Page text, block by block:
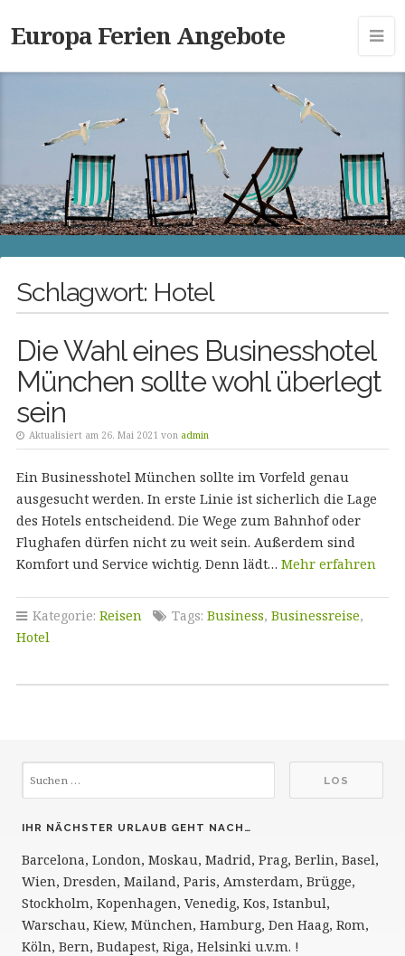
Europa Ferien Angebote
Schlagwort: Hotel
Die Wahl eines Businesshotel
München sollte wohl überlegt
sein
Aktualisiert am 26. Mai 2021 von admin
Ein Businesshotel München sollte im Vorfeld genau
ausgesucht werden. In erste Linie ist sicherlich die Lage
des Hotels entscheidend. Die Wege zum Bahnhof oder
Flughafen dürfen nicht zu weit sein. Außerdem sind
Komfort und Service wichtig. Denn lädt… Mehr erfahren
Kategorie: Reisen Tags: Business, Businessreise,
Hotel
IHR NÄCHSTER URLAUB GEHT NACH…
Barcelona, London, Moskau, Madrid, Prag, Berlin, Basel,
Wien, Dresden, Mailand, Paris, Amsterdam, Brügge,
Stockholm, Kopenhagen, Venedig, Kos, Istanbul,
Warschau, Kiew, München, Hamburg, Den Haag, Rom,
Köln, Bern, Budapest, Riga, Helsinki u.v.m. !